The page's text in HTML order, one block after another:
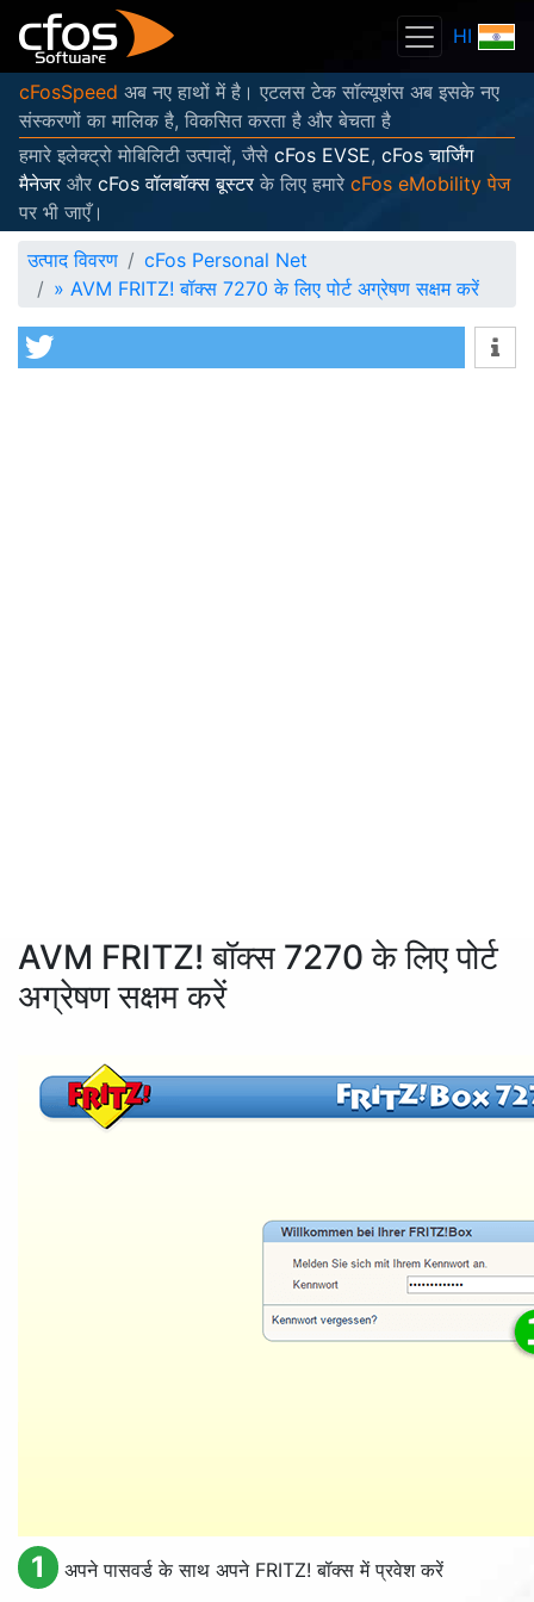
HI
cFosSpeed अब नए हाथों में है। एटलस टेक सॉल्यूशंस अब इसके नए
संस्करणों का मालिक है, विकसित करता है और बेचता है
हमारे इलेक्ट्रो मोबिलिटी उत्पादों, जैसे cFos EVSE, cFos चार्जिंग
मैनेजरऔर cFos वॉलबॉक्स बूस्टरके लिए हमारे cFos eMobility पेज
पर भी जाएँ।
उत्पाद विवरण
cFos Personal Net
» AVM FRITZ! बॉक्स 7270 के लिए पोर्ट अग्रेषण सक्षम करें
AVM FRITZ! बॉक्स 7270 के लिए पोर्ट
अग्रेषण सक्षम करें
1 अपने पासवर्ड के साथ अपने FRITZ! बॉक्स में प्रवेश करें